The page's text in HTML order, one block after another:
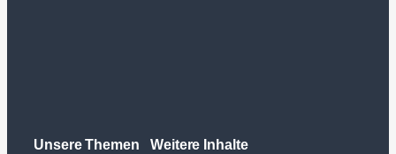
Unsere Themen Weitere Inhalte